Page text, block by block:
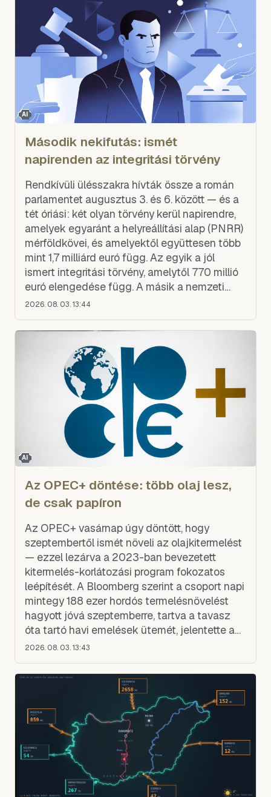
AI
Második nekifutás: ismét
napirenden az integritási törvény
Rendkívüli ülésszakra hívták össze a román
parlamentet augusztus 3. és 6. között — és a
tét óriási: két olyan törvény kerül napirendre,
amelyek egyaránt a helyreállítási alap (PNRR)
mérföldkövei, és amelyektől együttesen több
mint 1,7 milliárd euró függ. Az egyik a jól
ismert integritási törvény, amelytől 770 millió
euró elengedése függ. A másik a nemzeti
biodiverzitás-megőrzési stratégia, amely s
2026. 08. 03. 13:44
AI
Az OPEC+ döntése: több olaj lesz,
de csak papíron
Az OPEC+ vasárnap úgy döntött, hogy
szeptembertől ismét növeli az olajkitermelést
— ezzel lezárva a 2023-ban bevezetett
kitermelés-korlátozási program fokozatos
leépítését. A Bloomberg szerint a csoport napi
mintegy 188 ezer hordós termelésnövelést
hagyott jóvá szeptemberre, tartva a tavasz
óta tartó havi emelések ütemét, jelentette a
Mediafax. A döntést a program hét résztvevő
2026. 08. 03. 13:43